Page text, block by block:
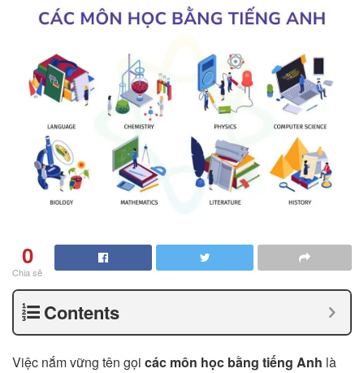
0
Chia sẻ
Contents
Việc nắm vững tên gọi các môn học bằng tiếng Anh là